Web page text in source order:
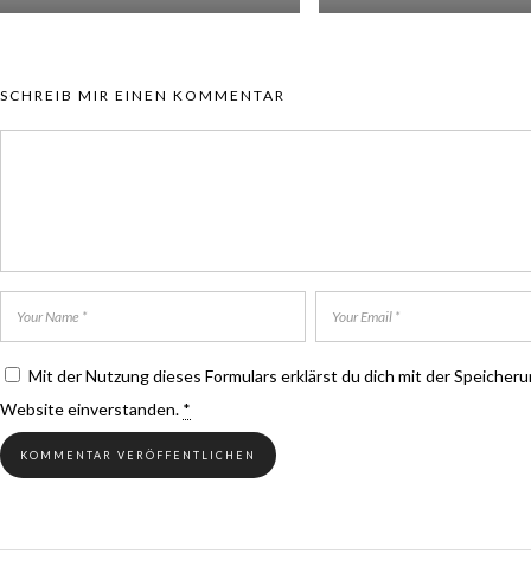
SCHREIB MIR EINEN KOMMENTAR
Mit der Nutzung dieses Formulars erklärst du dich mit der
Website einverstanden. *